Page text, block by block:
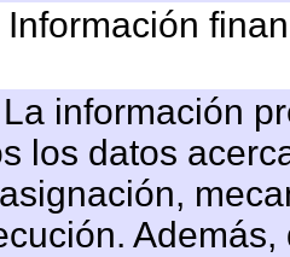
información
los datos